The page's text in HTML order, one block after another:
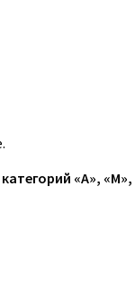
«A», «M»,